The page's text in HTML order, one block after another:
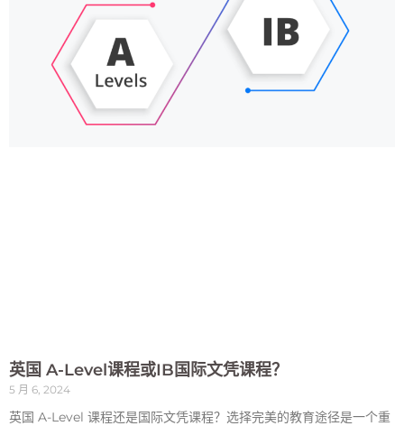
英国 A-Level课程或IB国际文凭课程？
5 月 6, 2024
英国 A-Level 课程还是国际文凭课程？选择完美的教育途径是一个重